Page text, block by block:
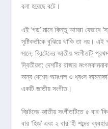
বলা হয়েছে বটে।
এই ‘গড’ মানে কিন্তু আমরা যেভাবে
সৃষ্টিকর্তাকে বুঝিয়ে থাকি তা নয়।
মানে, ব্রিটেনের জাতীয় সংগীতটি
দ্বিতীয়ত: দেশটির রাজার
অন্য দেশের অমংগল ও ধ্বংস
একটি জাতীয় সংগীত।
ব্রিটনের জাতীয় সংগীতটিতে ৫ বার
বার ‘হিজ’ এবং ২ বার ‘হী শব্দের